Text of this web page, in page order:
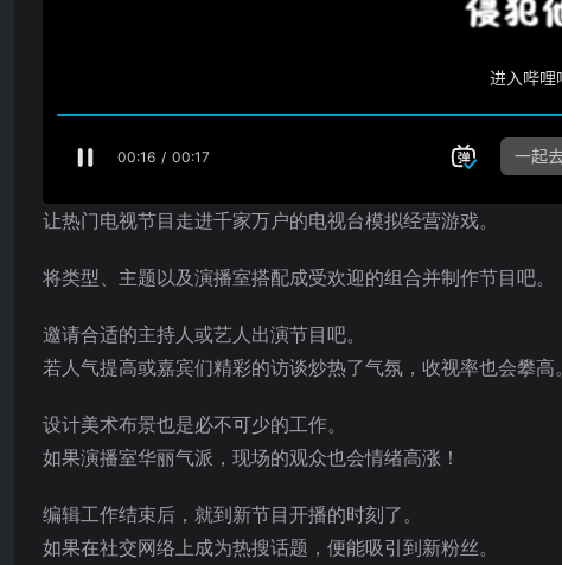
让热门电视节目走进千家万户的电视台模拟经营游戏。
将类型、主题以及演播室搭配成受欢迎的组合并制作节目吧。
邀请合适的主持人或艺人出演节目吧。
若人气提高或嘉宾们精彩的访谈炒热了气氛，收视率也会攀高。
设计美术布景也是必不可少的工作。
如果演播室华丽气派，现场的观众也会情绪高涨！
编辑工作结束后，就到新节目开播的时刻了。
如果在社交网络上成为热搜话题，便能吸引到新粉丝。